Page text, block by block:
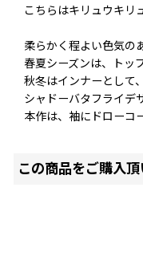
こちらはキリュウキリ
柔らかく程よい色気の
春夏シーズンは、トッ
秋冬はインナーとして
シャドーバタフライデ
本作は、袖にドローコ
この商品をご購入